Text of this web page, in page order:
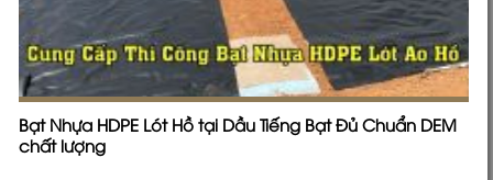
Bạt Nhựa HDPE Lót Hồ tại Dầu Tiếng Bạt Đủ Chuẩn DEM
chất lượng